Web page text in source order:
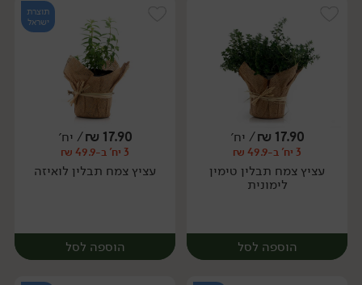
יח׳ יח׳
17.90
₪/ יח׳
3 יח' ב-49.9 ₪
עציץ צמח תבלין טימין
לימונית
הוספה לסל
תוצרת
ישראל
17.90
₪/ יח׳
3 יח' ב-49.9 ₪
עציץ צמח תבלין לואיזה
הוספה לסל